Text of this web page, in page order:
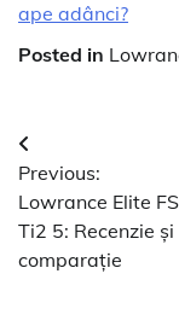
ape adânci?
Posted in
Navigare
în
articole
Previous:
Lowrance Elite
Ti2 5: Recenzie și
comparație